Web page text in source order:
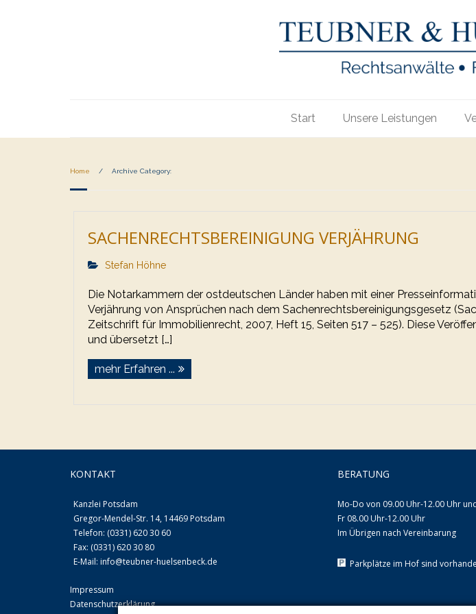
Start Unsere Leistungen
Home / Archive Category:
SACHENRECHTSBEREINIGUNG VERJÄHRUNG
Stefan Höhne
Die Notarkammern der ostdeutschen Länder haben mit einer
Verjährung von Ansprüchen nach dem Sachenrechtsbereinigungsgesetz
Zeitschrift für Immobilienrecht, 2007, Heft 15, Seiten 517 – 525). Diese
und übersetzt […]
mehr Erfahren ...
KONTAKT
Kanzlei Potsdam
Gregor-Mendel-Str. 14, 14469 Potsdam
Telefon: (0331) 620 30 60
Fax: (0331) 620 30 80
E-Mail: info@teubner-huelsenbeck.de
Impressum
Datenschutzerklärung
BERATUNG
Mo-Do von 09.00 Uhr-12.00 Uhr
Fr 08.00 Uhr-12.00 Uhr
Im Übrigen nach Vereinbarung
Parkplätze im Hof sind